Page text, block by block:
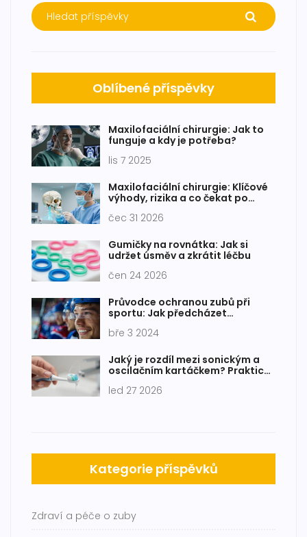
Oblíbené příspěvky
Maxilofaciální chirurgie: Jak to
funguje a kdy je potřeba?
lis 7 2025
Maxilofaciální chirurgie: Klíčové
výhody, rizika a co čekat po
čec 31 2026
Gumičky na rovnátka: Jak si
udržet úsměv a zkrátit léčbu
čen 24 2026
Průvodce ochranou zubů při
sportu: Jak předcházet
bře 3 2024
Jaký je rozdíl mezi sonickým a
oscilačním kartáčkem? Praktický
led 27 2026
Kategorie příspěvků
Zdraví a péče o zuby